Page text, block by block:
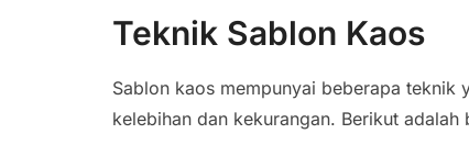
Teknik Sablon Kaos
Sablon kaos mempunyai beberapa teknik
kelebihan dan kekurangan. Berikut adalah